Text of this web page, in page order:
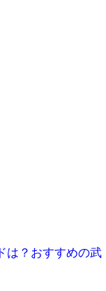
は？おすすめの武